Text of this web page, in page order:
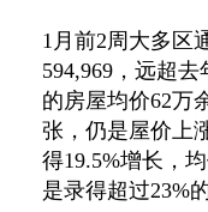
1月前2周大多区
594,969，远超
的房屋均价62万
张，仍是屋价上
得19.5%增长，
是录得超过23%